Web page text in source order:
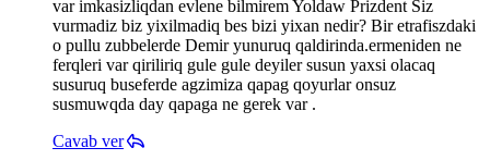
var imkasizliqdan evlene bilmirem Yoldaw Prizdent Siz
vurmadiz biz yixilmadiq bes bizi yixan nedir? Bir etrafiszdaki
o pullu zubbelerde Demir yunuruq qaldirinda.ermeniden ne
ferqleri var qiriliriq gule gule deyiler susun yaxsi olacaq
susuruq buseferde agzimiza qapag qoyurlar onsuz
susmuwqda day qapaga ne gerek var .
Cavab ver